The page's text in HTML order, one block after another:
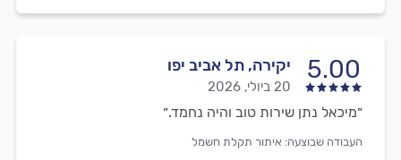
5.00 יקירה, תל אביב יפו
20 ביולי, 2026
״מיכאל נתן שירות טוב והיה נחמד.״
העבודה שבוצעה: איתור תקלת חשמל